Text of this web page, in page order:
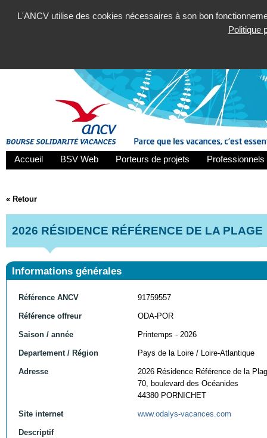
L'ANCV utilise des cookies nécessaires à son bon
Politique
Accueil BSV Web Porteurs de projets
« Retour
2026 RÉSIDENCE RÉFÉRENCE DE LA PLAGE
Informations générales
Référence ANCV 91759557
Référence offreur ODA-POR
Saison / année Printemps - 2026
Departement / Région Pays de la Loire / Loire-Atlantique
Adresse
2026 Résidence Référence de la
70, boulevard des Océanides
44380 PORNICHET
Site internet www.odalys-vacances.com
Descriptif